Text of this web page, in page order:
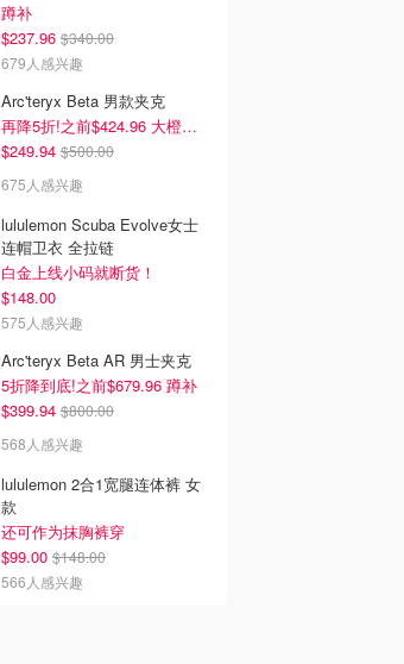
蹲补
$237.96 $340.00
679人感兴趣
Arc'teryx Beta 男款夹克
再降5折!之前$424.96 大橙子好显白 蹲补
$249.94 $500.00
675人感兴趣
lululemon Scuba Evolve女士
连帽卫衣 全拉链
白金上线小码就断货！
$148.00
575人感兴趣
Arc'teryx Beta AR 男士夹克
5折降到底!之前$679.96 蹲补
$399.94 $800.00
568人感兴趣
lululemon 2合1宽腿连体裤 女
款
还可作为抹胸裤穿
$99.00 $148.00
566人感兴趣